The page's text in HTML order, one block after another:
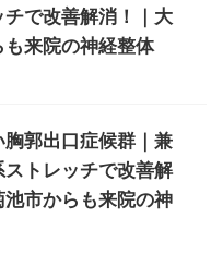
で改善解消！｜大
来院の神経整体
郭出口症候群｜兼
トレッチで改善解
市からも来院の神